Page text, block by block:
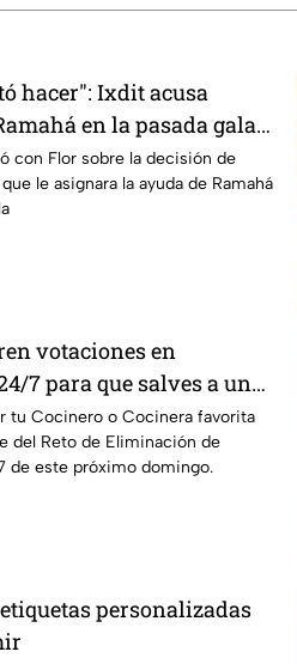
hacer": Ixdit acusa
en la pasada gala
MasterChef 24/7
con Flor sobre la decisión de
le asignara la ayuda de Ramahá
votaciones en
7 para que salves a un
de Eliminación de
tu Cocinero o Cocinera favorita
del Reto de Eliminación de
de este próximo domingo.
personalizadas